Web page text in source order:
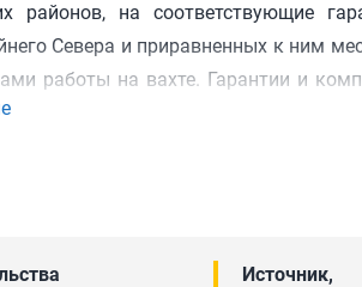
районов, на соответствующие
Севера и приравненных к ним
работы на вахте. Гарантии и
в районы Крайнего Севера и
работ (Приложение № 1 кИсточник,